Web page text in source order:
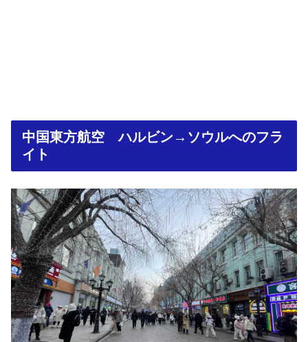
中国東方航空 ハルビン→ソウルへのフラ
イト